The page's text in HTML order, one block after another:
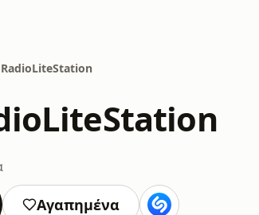
RadioLiteStation
Αγαπημένα